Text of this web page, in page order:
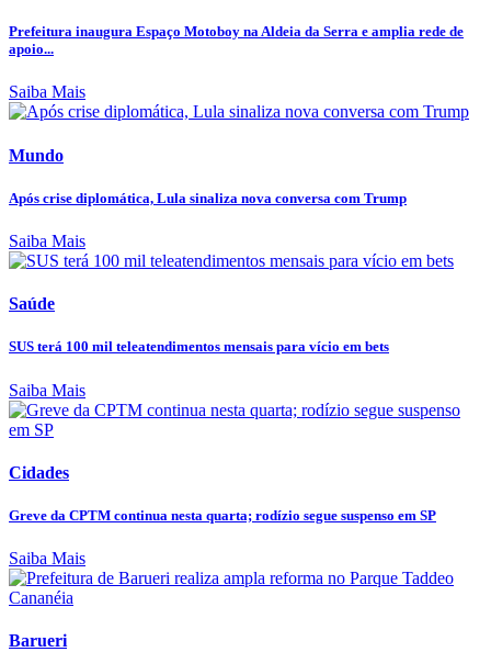
Prefeitura inaugura Espaço Motoboy na Aldeia da Serra e amplia rede de
apoio...
Saiba Mais
Mundo
Após crise diplomática, Lula sinaliza nova conversa com Trump
Saiba Mais
Saúde
SUS terá 100 mil teleatendimentos mensais para vício em bets
Saiba Mais
Cidades
Greve da CPTM continua nesta quarta; rodízio segue suspenso em SP
Saiba Mais
Barueri